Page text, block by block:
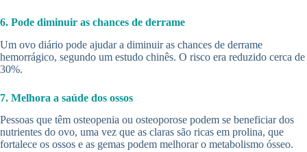
6. Pode diminuir as chances de derrame
Um ovo diário pode ajudar a diminuir as chances de derrame
hemorrágico, segundo um estudo chinês. O risco era reduzido cerca de
30%.
7. Melhora a saúde dos ossos
Pessoas que têm osteopenia ou osteoporose podem se beneficiar dos
nutrientes do ovo, uma vez que as claras são ricas em prolina, que
fortalece os ossos e as gemas podem melhorar o metabolismo ósseo.